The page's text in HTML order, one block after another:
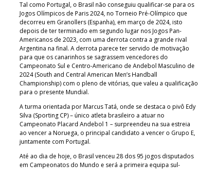
Tal como Portugal, o Brasil não conseguiu qualificar-se para os
Jogos Olímpicos de Paris 2024, no Torneio Pré-Olímpico que
decorreu em Granollers (Espanha), em março de 2024, isto
depois de ter terminado em segundo lugar nos Jogos Pan-
Americanos de 2023, com uma derrota contra a grande rival
Argentina na final. A derrota parece ter servido de motivação
para que os canarinhos se sagrassem vencedores do
Campeonato Sul e Centro-Americano de Andebol Masculino de
2024 (South and Central American Men’s Handball
Championship) com o pleno de vitórias, que valeu a qualificação
para o presente Mundial.
A turma orientada por Marcus Tatá, onde se destaca o pivô Edy
Silva (Sporting CP) – único atleta brasileiro a atuar no
Campeonato Placard Andebol 1 – surpreendeu na sua estreia
ao vencer a Noruega, o principal candidato a vencer o Grupo E,
juntamente com Portugal.
Até ao dia de hoje, o Brasil venceu 28 dos 95 jogos disputados
em Campeonatos do Mundo e será a primeira equipa sul-